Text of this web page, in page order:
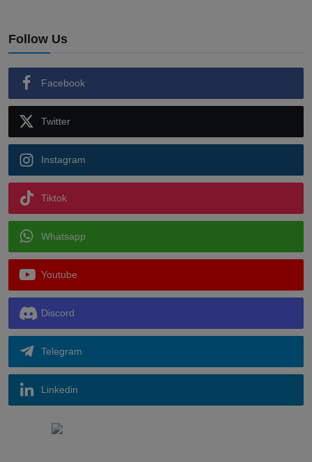
Follow Us
Facebook
Twitter
Instagram
Tiktok
Whatsapp
Youtube
Discord
Telegram
Linkedin